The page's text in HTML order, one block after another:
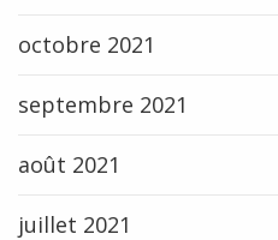
octobre 2021
septembre 2021
août 2021
juillet 2021